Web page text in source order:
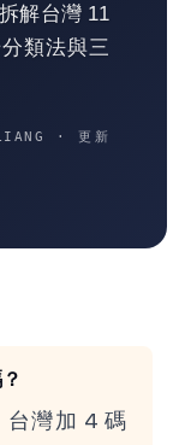
解台灣 11
類法與三
· 更新
台灣加 4 碼